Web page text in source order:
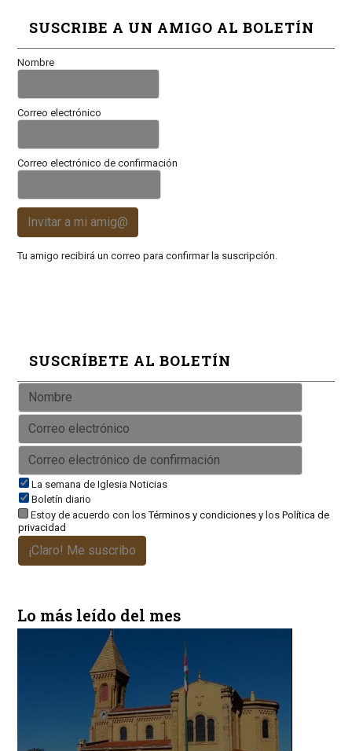
SUSCRIBE A UN AMIGO AL BOLETÍN
Nombre
Correo electrónico
Correo electrónico de confirmación
Invitar a mi amig@
Tu amigo recibirá un correo para confirmar la suscripción.
SUSCRÍBETE AL BOLETÍN
La semana de Iglesia Noticias
Boletín diario
Estoy de acuerdo con losTérminos y condicionesy los Política de
privacidad
¡Claro! Me suscribo
Lo más leído del mes